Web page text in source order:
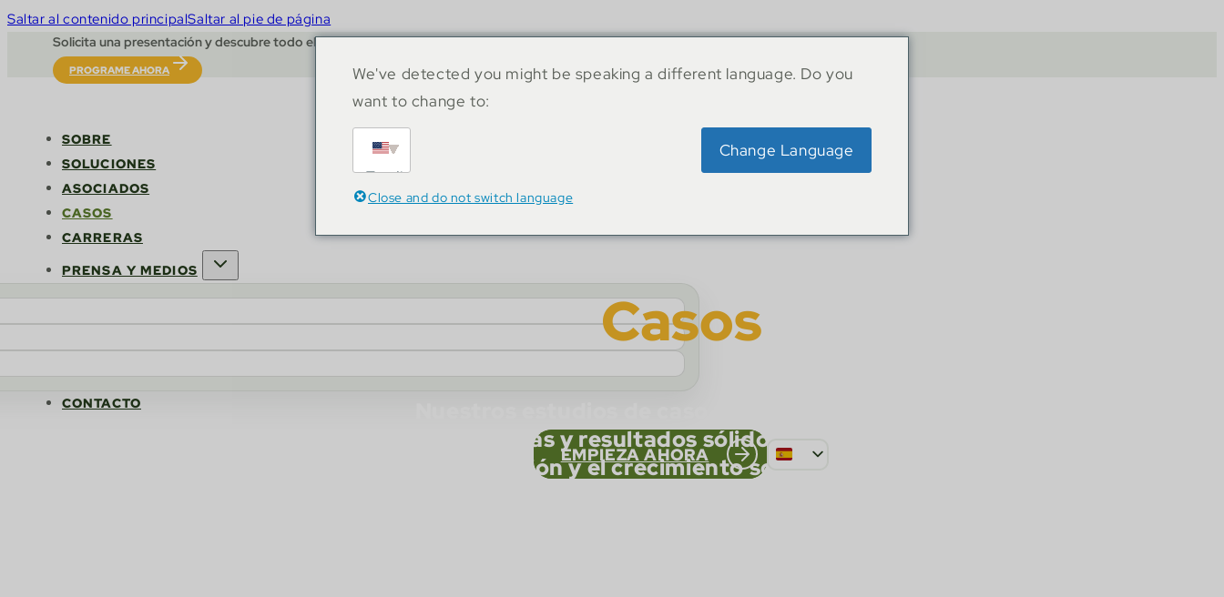
Saltar al contenido principalSaltar al pie de página
Solicita una presentación y descubre todo el potencial de nuestro ecosistema.
PROGRAME AHORA
SOBRE
SOLUCIONES
ASOCIADOS
CASOS
CARRERAS
PRENSA Y MEDIOS
CONTACTO
EMPIEZA AHORA
Casos
estratégicas y resultados sólidos, impulsando la
innovación y el crecimiento sostenible en el
We've detected you might be speaking a different language. Do you
want to change to:
English
Change Language
Close and do not switch language